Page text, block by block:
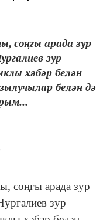
соңгы арада зур
зур
хәбәр белән
белән дә
соңгы арада зур
зур